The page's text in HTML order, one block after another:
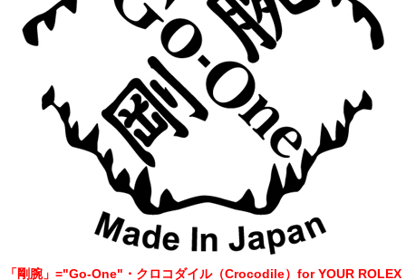
「剛腕」="Go-One"・クロコダイル（Crocodile）for YOUR ROLEX